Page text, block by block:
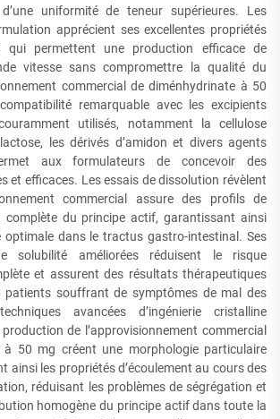
uniformité de teneur supérieures. Les
apprécient ses excellentes propriétés
qui permettent une production efficace de
vitesse sans compromettre la qualité du
commercial de diménhydrinate à 50
remarquable avec les excipients
utilisés, notamment la cellulose
les dérivés d’amidon et divers agents
aux formulateurs de concevoir des
et efficaces. Les essais de dissolution révèlent
commercial assure des profils de
complète du principe actif, garantissant ainsi
optimale dans le tractus gastro-intestinal. Ses
solubilité améliorées réduisent le risque
et assurent des résultats thérapeutiques
patients souffrant de symptômes de mal des
avancées d’ingénierie cristalline
de l’approvisionnement commercial
à 50 mg créent une morphologie particulaire
ainsi les propriétés d’écoulement au cours des
réduisant les problèmes de ségrégation et
homogène du principe actif dans toute la